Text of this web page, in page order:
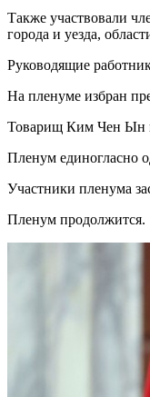
Также участвовали
города и уезда,
Руководящие
На пленуме избран
Товарищ Ким Чен Ын
Пленум единогласно
Участники пленума
Пленум продолжится.